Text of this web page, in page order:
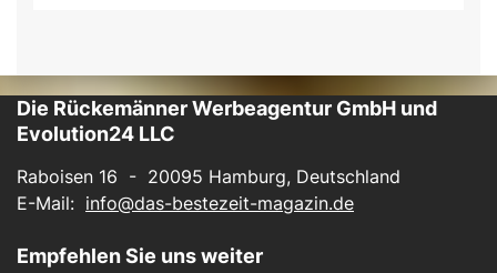
Die Rückemänner Werbeagentur GmbH und
Evolution24 LLC
Raboisen 16 - 20095 Hamburg, Deutschland
E-Mail: info@das-bestezeit-magazin.de
Empfehlen Sie uns weiter